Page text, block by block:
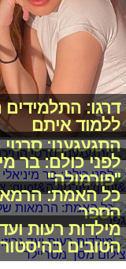
דרגו:
ללמוד איתם
התגעגענו: סרטי
לפני כולם: בר
"פורמולה"
כל האמת:
הספר
מילדות רעות
הטובים